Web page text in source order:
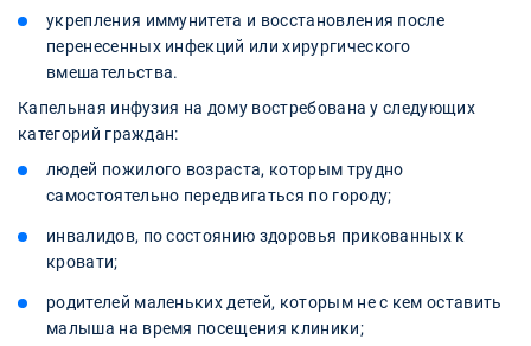
укрепления иммунитета и восстановления после
перенесенных инфекций или хирургического
вмешательства.
Капельная инфузия на дому востребована у следующих
категорий граждан:
людей пожилого возраста, которым трудно
самостоятельно передвигаться по городу;
инвалидов, по состоянию здоровья прикованных к
кровати;
родителей маленьких детей, которым не с кем оставить
малыша на время посещения клиники;